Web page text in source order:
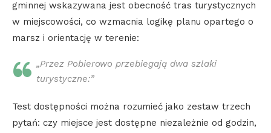
gminnej wskazywana jest obecność tras turystycznych
w miejscowości, co wzmacnia logikę planu opartego o
marsz i orientację w terenie:
„Przez Pobierowo przebiegają dwa szlaki
turystyczne:”
Test dostępności można rozumieć jako zestaw trzech
pytań: czy miejsce jest dostępne niezależnie od godzin,